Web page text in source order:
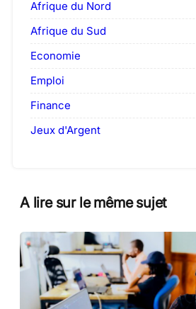
Afrique du Nord
Afrique du Sud
Economie
Emploi
Finance
Jeux d'Argent
A lire sur le même sujet